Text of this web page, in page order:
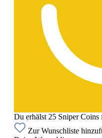
Du erhälst 25 Sniper Coins
Zur Wunschliste